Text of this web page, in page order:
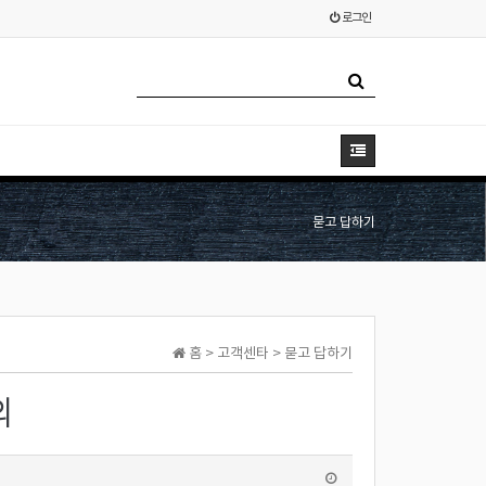
로그인
묻고 답하기
홈 > 고객센타 > 묻고 답하기